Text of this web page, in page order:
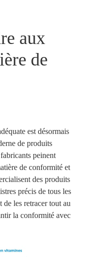
aux
de
est désormais
de produits
peinent
de conformité et
des produits
précis de tous les
de les retracer tout au
la conformité avec